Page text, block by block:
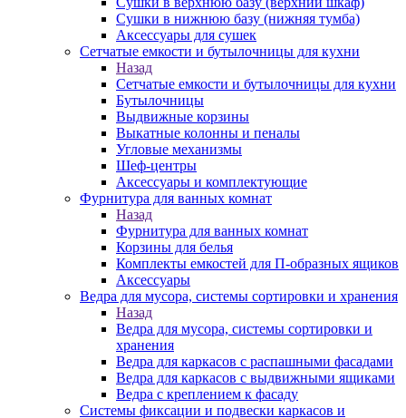
Сушки в нижнюю базу (нижняя тумба)
Аксессуары для сушек
Сетчатые емкости и бутылочницы для кухни
Назад
Сетчатые емкости и бутылочницы для кухни
Бутылочницы
Выдвижные корзины
Выкатные колонны и пеналы
Угловые механизмы
Шеф-центры
Аксессуары и комплектующие
Фурнитура для ванных комнат
Назад
Фурнитура для ванных комнат
Корзины для белья
Комплекты емкостей для П-образных ящиков
Аксессуары
Ведра для мусора, системы сортировки и хранения
Назад
Ведра для мусора, системы сортировки и
хранения
Ведра для каркасов с распашными фасадами
Ведра для каркасов с выдвижными ящиками
Ведра с креплением к фасаду
Системы фиксации и подвески каркасов и